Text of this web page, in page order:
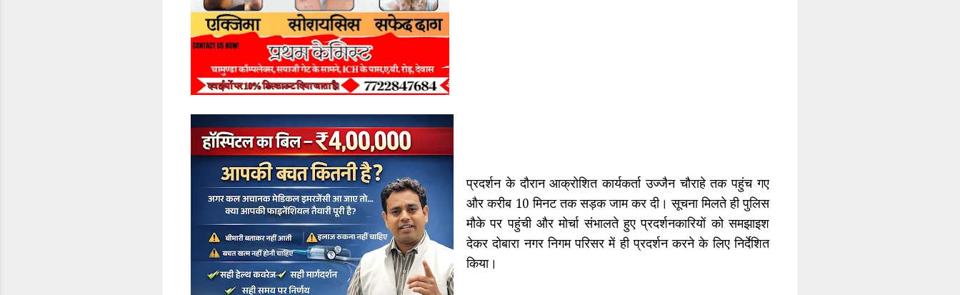
प्रदर्शन के दौरान आक्रोशित कार्यकर्ता उज्जैन चौराहे तक पहुंच गए
और करीब 10 मिनट तक सड़क जाम कर दी। सूचना मिलते ही पुलिस
मौके पर पहुंची और मोर्चा संभालते हुए प्रदर्शनकारियों को समझाइश
देकर दोबारा नगर निगम परिसर में ही प्रदर्शन करने के लिए निर्देशित
किया।